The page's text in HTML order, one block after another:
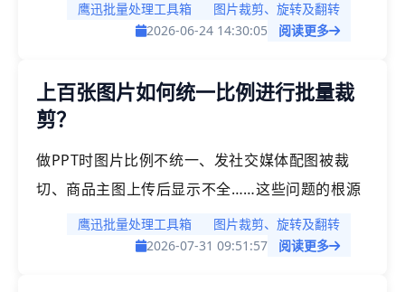
张图的裁剪位置完全一致。「鹰迅批量处理工具
（X轴Y轴）和裁剪宽高，精确定位裁剪区域。所有
图片按相同的坐标和尺寸批量裁切，输出结果完全
鹰迅批量处理工具箱
图片裁剪、旋转及翻转
2026-06-24 14:30:05
阅读更多
上百张图片如何统一比例进行批量裁
剪？
做PPT时图片比例不统一、发社交媒体配图被裁
切、商品主图上传后显示不全……这些问题的根源
往往在于图片比例不一致。「鹰迅批量处理工具
箱」的图片工具，支持按1:1、4:3、16:9等常用比
鹰迅批量处理工具箱
图片裁剪、旋转及翻转
2026-07-31 09:51:57
阅读更多